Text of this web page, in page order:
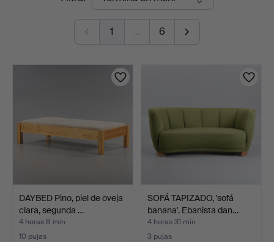
1 … 6
DAYBED Pino, piel de oveja
clara, segunda …
4 horas 8 min
10 pujas
SOFÁ TAPIZADO, 'sofá
banana'. Ebanista dan…
4 horas 31 min
3 pujas